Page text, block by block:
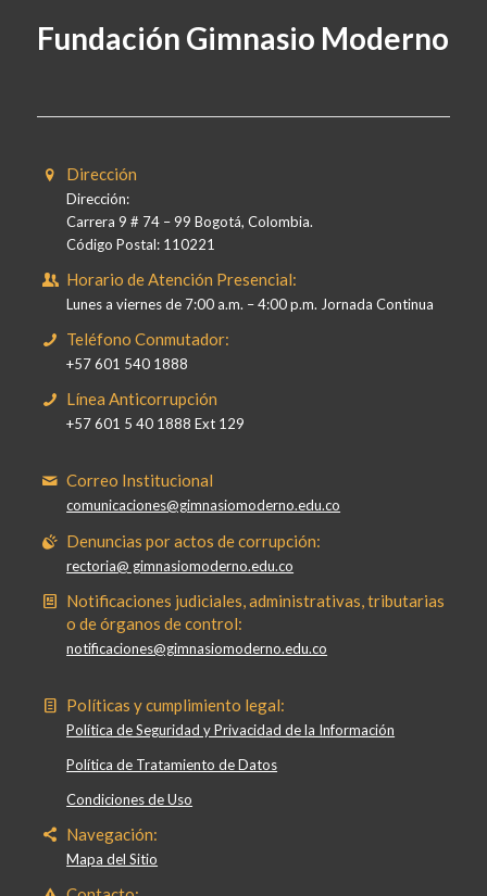
Fundación Gimnasio Moderno
Dirección
Dirección:
Carrera 9 # 74 – 99 Bogotá, Colombia.
Código Postal: 110221
Horario de Atención Presencial:
Lunes a viernes de 7:00 a.m. – 4:00 p.m. Jornada Continua
Teléfono Conmutador:
+57 601 540 1888
Línea Anticorrupción
+57 601 5 40 1888 Ext 129
Correo Institucional
comunicaciones@gimnasiomoderno.edu.co
Denuncias por actos de corrupción:
rectoria@ gimnasiomoderno.edu.co
Notificaciones judiciales, administrativas, tributarias
o de órganos de control:
notificaciones@gimnasiomoderno.edu.co
Políticas y cumplimiento legal:
Política de Seguridad y Privacidad de la Información
Política de Tratamiento de Datos
Condiciones de Uso
Navegación:
Mapa del Sitio